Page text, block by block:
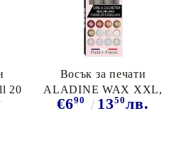
20
Восък за печати
ALADINE WAX XXL,
France пакет 4бр 11мм -
€690 1350лв.